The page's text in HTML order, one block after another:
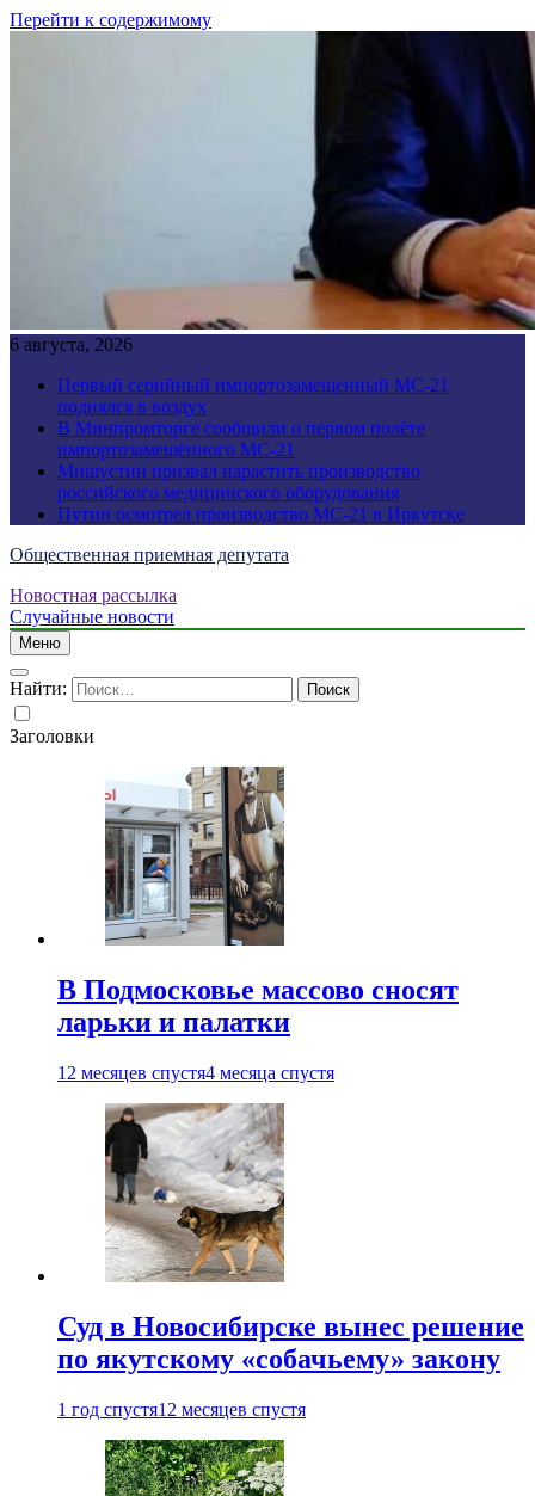
Перейти к содержимому
6 августа, 2026
Первый серийный импортозамещенный МС-21
поднялся в воздух
В Минпромторге сообщили о первом полёте
импортозамещённого МС-21
Мишустин призвал нарастить производство
российского медицинского оборудования
Путин осмотрел производство МС-21 в Иркутске
Общественная приемная депутата
Новостная рассылка
Случайные новости
Меню
Найти:
Заголовки
В Подмосковье массово сносят
ларьки и палатки
12 месяцев спустя4 месяца спустя
Суд в Новосибирске вынес решение
по якутскому «собачьему» закону
1 год спустя12 месяцев спустя